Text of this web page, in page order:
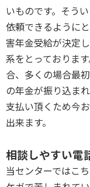
いものです。そう
依頼できるように
害年金受給が決定
系をとっておりま
合、多くの場合最
の年金が振り込ま
支払い頂くため今
出来ます。
相談しやすい電
当センターではこ